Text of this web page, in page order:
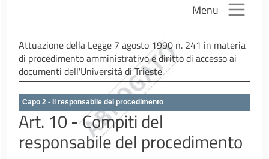
Menu
Attuazione della Legge 7 agosto 1990 n. 241 in materia
di procedimento amministrativo e diritto di accesso ai
documenti dell'Università di Trieste
Capo 2 - Il responsabile del procedimento
Art. 10 - Compiti del
responsabile del procedimento